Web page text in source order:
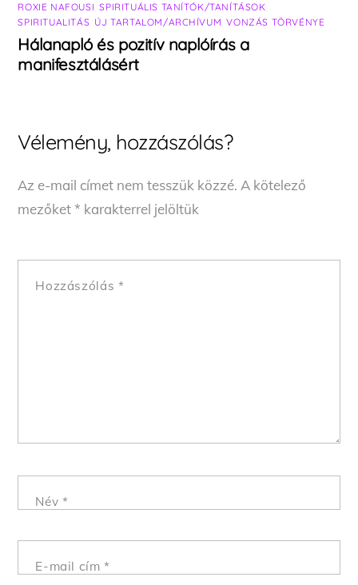
ROXIE NAFOUSI ,SPIRITUÁLIS TANÍTÓK/TANÍTÁSOK
SPIRITUALITÁS ÚJ TARTALOM/ARCHÍVUM ,VONZÁS TÖRVÉNYE
Hálanapló és pozitív naplóírás a
manifesztálásért
Vélemény, hozzászólás?
Az e-mail címet nem tesszük közzé. A kötelező
mezőket* karakterrel jelöltük
Hozzászólás *
Név *
E-mail cím*